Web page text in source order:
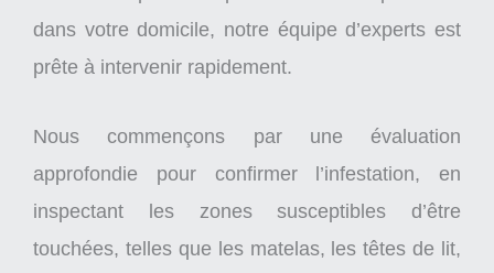
dans votre domicile, notre équipe d’experts est
prête à intervenir rapidement.
Nous commençons par une évaluation
approfondie pour confirmer l’infestation, en
inspectant les zones susceptibles d’être
touchées, telles que les matelas, les têtes de lit,